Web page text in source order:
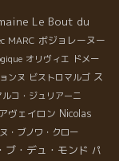
Le Bout du
MARC ボジョレーヌー
オリヴィエ ドメー
ンヌ ビストロマルゴ ス
ルコ・ジュリアーニ
アヴェイロン Nicolas
・ブノワ・クロー
ブ・デュ・モンド パ